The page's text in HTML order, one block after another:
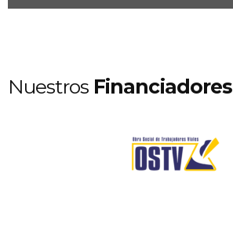
Nuestros Financiadores